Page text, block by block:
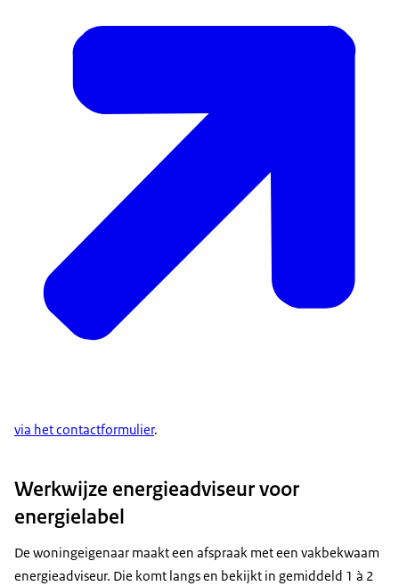
via het contactformulier.
Werkwijze energieadviseur voor
energielabel
De woningeigenaar maakt een afspraak met een vakbekwaam
energieadviseur. Die komt langs en bekijkt in gemiddeld 1 à 2